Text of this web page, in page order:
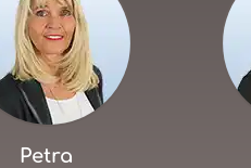
Petra